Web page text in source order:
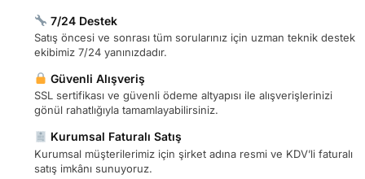
7/24 Destek
Satış öncesi ve sonrası tüm sorularınız için uzman teknik destek
ekibimiz 7/24 yanınızdadır.
Güvenli Alışveriş
SSL sertifikası ve güvenli ödeme altyapısı ile alışverişlerinizi
gönül rahatlığıyla tamamlayabilirsiniz.
Kurumsal Faturalı Satış
Kurumsal müşterilerimiz için şirket adına resmi ve KDV’li faturalı
satış imkânı sunuyoruz.